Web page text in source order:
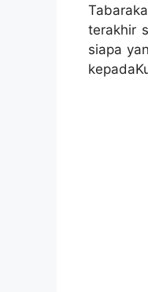
terakhir
siapa